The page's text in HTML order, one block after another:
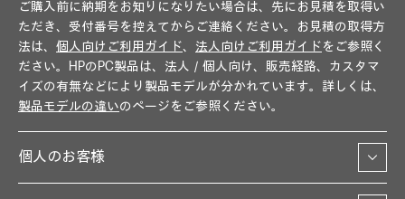
ご購入前に納期をお知りになりたい場合は、先にお見積を取得い
ただき、受付番号を控えてからご連絡ください。お見積の取得方
法は、 個人向けご利用ガイド、 法人向けご利用ガイドをご参照く
ださい。HPのPC製品は、法人／個人向け、販売経路、カスタマ
イズの有無などにより製品モデルが分かれています。詳しくは、
製品モデルの違いのページをご参照ください。
個人のお客様